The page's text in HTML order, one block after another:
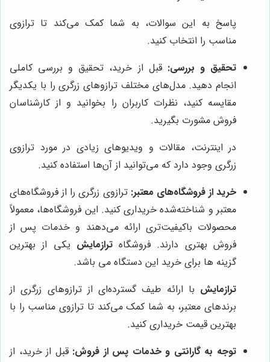
پاسخ به این سوالات، به شما کمک می‌کند تا ترازوی
مناسب را انتخاب کنید.
تحقیق و بررسی: قبل از خرید، تحقیق و بررسی کاملی
انجام دهید. مدل‌های مختلف ترازوهای زرگری را با یکدیگر
مقایسه کنید، نظرات کاربران را بخوانید و از کارشناسان
فروش مشورت بگیرید.
در اینترنت، مقالات و ویدیوهای زیادی در مورد ترازوی
زرگری وجود دارد که می‌توانید از آن‌ها استفاده کنید.
خرید از فروشگاه‌های معتبر: ترازوی زرگری را از فروشگاه‌های
معتبر و شناخته‌شده خریداری کنید. این فروشگاه‌ها، معمولاً
محصولات باکیفیت‌تری ارائه می‌دهند و خدمات پس از
فروش بهتری دارند. فروشگاهترازمایش یکی از بهترین
گزینه ها برای خرید این دستگاه می باشد.
ترازمایش با ارائه طیف گسترده‌ای از ترازوهای زرگری از
برندهای معتبر، به شما کمک می‌کند تا ترازوی مناسب را با
بهترین قیمت خریداری کنید.
توجه به گارانتی و خدمات پس از فروش: قبل از خرید، از